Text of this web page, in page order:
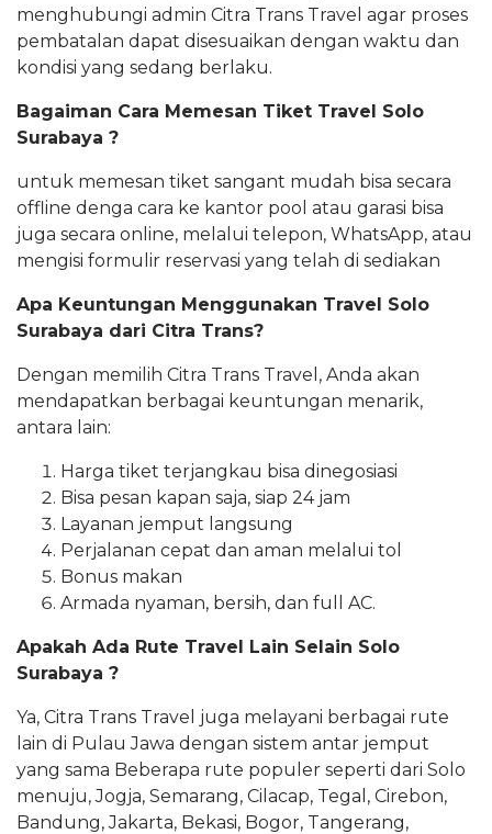
menghubungi admin Citra Trans Travel agar proses
pembatalan dapat disesuaikan dengan waktu dan
kondisi yang sedang berlaku.
Bagaiman Cara Memesan Tiket Travel Solo
Surabaya ?
untuk memesan tiket sangant mudah bisa secara
offline denga cara ke kantor pool atau garasi bisa
juga secara online, melalui telepon, WhatsApp, atau
mengisi formulir reservasi yang telah di sediakan
Apa Keuntungan Menggunakan Travel Solo
Surabaya dari Citra Trans?
Dengan memilih Citra Trans Travel, Anda akan
mendapatkan berbagai keuntungan menarik,
antara lain:
Harga tiket terjangkau bisa dinegosiasi
Bisa pesan kapan saja, siap 24 jam
Layanan jemput langsung
Perjalanan cepat dan aman melalui tol
Bonus makan
Armada nyaman, bersih, dan full AC.
Apakah Ada Rute Travel Lain Selain Solo
Surabaya ?
Ya, Citra Trans Travel juga melayani berbagai rute
lain di Pulau Jawa dengan sistem antar jemput
yang sama Beberapa rute populer seperti dari Solo
menuju, Jogja, Semarang, Cilacap, Tegal, Cirebon,
Bandung, Jakarta, Bekasi, Bogor, Tangerang,